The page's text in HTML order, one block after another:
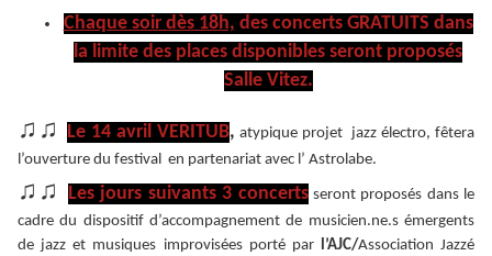
Chaque soir dès 18h, des concerts GRATUITS dans
la limite des places disponibles seront proposés
Salle Vitez.
♫♫ Le 14 avril VERITUB, atypique projet jazz électro, fêtera
l’ouverture du festival en partenariat avec l’ Astrolabe.
♫♫Les jours suivants 3 concertsseront proposés dans le
cadre du dispositif d’accompagnement de musicien.ne.s émergents
de jazz et musiques improvisées porté par l’AJC/Association Jazzé